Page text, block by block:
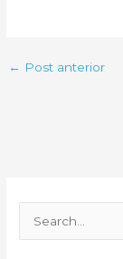
← Post anterior
e